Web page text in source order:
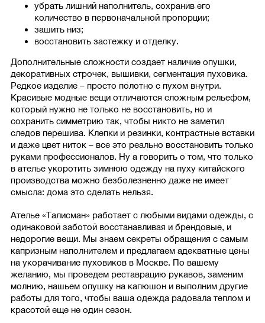
убрать лишний наполнитель, сохранив его
количество в первоначальной пропорции;
зашить низ;
восстановить застежку и отделку.
Дополнительные сложности создает наличие опушки,
декоративных строчек, вышивки, сегментация пуховика.
Редкое изделие – просто полотно с пухом внутри.
Красивые модные вещи отличаются сложным рельефом,
который нужно не только не восстановить, но и
сохранить симметрию так, чтобы никто не заметил
следов перешива. Клепки и резинки, контрастные вставки
и даже цвет ниток – все это реально восстановить только
руками профессионалов. Ну а говорить о том, что только
в ателье укоротить зимнюю одежду на пуху китайского
производства можно безболезненно даже не имеет
смысла: дома это сделать нельзя.
Ателье «Талисман» работает с любыми видами одежды, с
одинаковой заботой восстанавливая и брендовые, и
недорогие вещи. Мы знаем секреты обращения с самым
капризным наполнителем и предлагаем адекватные цены
на укорачивание пуховиков в Москве. По вашему
желанию, мы проведем реставрацию рукавов, заменим
молнию, нашьем опушку на капюшон и выполним другие
работы для того, чтобы ваша одежда радовала теплом и
красотой еще не один сезон.